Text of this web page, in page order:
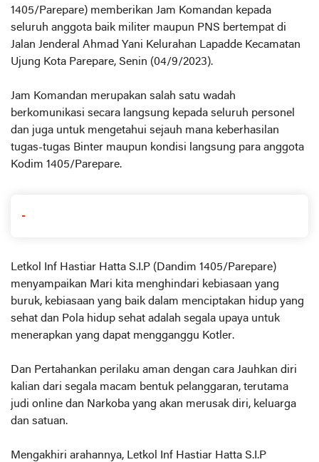
1405/Parepare) memberikan Jam Komandan kepada
seluruh anggota baik militer maupun PNS bertempat di
Jalan Jenderal Ahmad Yani Kelurahan Lapadde Kecamatan
Ujung Kota Parepare, Senin (04/9/2023).
Jam Komandan merupakan salah satu wadah
berkomunikasi secara langsung kepada seluruh personel
dan juga untuk mengetahui sejauh mana keberhasilan
tugas-tugas Binter maupun kondisi langsung para anggota
Kodim 1405/Parepare.
-
Letkol Inf Hastiar Hatta S.I.P (Dandim 1405/Parepare)
menyampaikan Mari kita menghindari kebiasaan yang
buruk, kebiasaan yang baik dalam menciptakan hidup yang
sehat dan Pola hidup sehat adalah segala upaya untuk
menerapkan yang dapat mengganggu Kotler.
Dan Pertahankan perilaku aman dengan cara Jauhkan diri
kalian dari segala macam bentuk pelanggaran, terutama
judi online dan Narkoba yang akan merusak diri, keluarga
dan satuan.
Mengakhiri arahannya, Letkol Inf Hastiar Hatta S.I.P